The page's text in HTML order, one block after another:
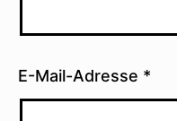
E-Mail-Adresse *